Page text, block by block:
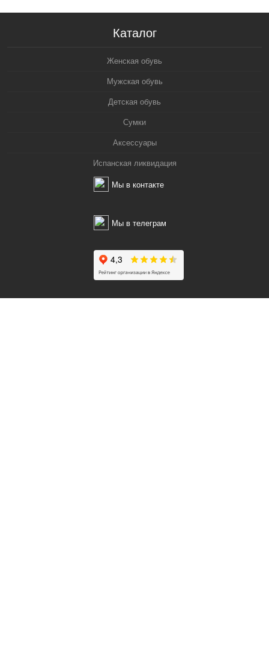
Каталог
Женская обувь
Мужская обувь
Детская обувь
Сумки
Аксессуары
Испанская ликвидация
Мы в контакте
Мы в телеграм